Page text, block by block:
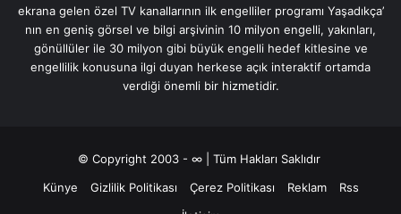
ekrana gelen özel TV kanallarının ilk engelliler programı Yaşadıkça’
nın en geniş görsel ve bilgi arşivinin 10 milyon engelli, yakınları,
gönüllüler ile 30 milyon gibi büyük engelli hedef kitlesine ve
engellilik konusuna ilgi duyan herkese açık interaktif ortamda
verdiği önemli bir hizmetidir.
© Copyright 2003 - ∞ | Tüm Hakları Saklıdır
Künye
Gizlilik Politikası Çerez Politikası Reklam
Rss